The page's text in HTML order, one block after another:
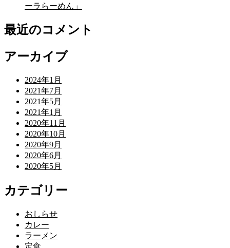
ーラらーめん」
最近のコメント
アーカイブ
2024年1月
2021年7月
2021年5月
2021年1月
2020年11月
2020年10月
2020年9月
2020年6月
2020年5月
カテゴリー
おしらせ
カレー
ラーメン
定食